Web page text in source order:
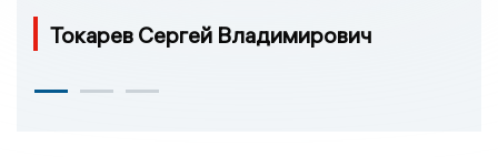
Токарев Сергей Владимирович